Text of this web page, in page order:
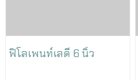
ฟิโลเพนท์เลดี้ 6 นิ้ว